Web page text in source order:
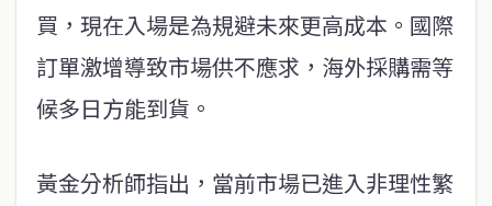
買，現在入場是為規避未來更高成本。國際
訂單激增導致市場供不應求，海外採購需等
候多日方能到貨。
黃金分析師指出，當前市場已進入非理性繁